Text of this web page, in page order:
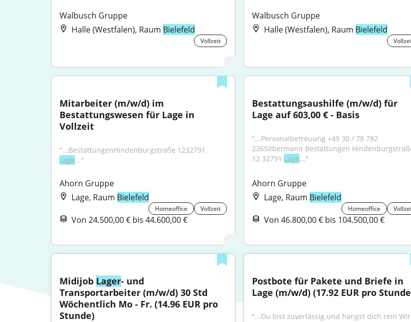
Walbusch Gruppe
Halle (Westfalen), Raum Bielefeld
Vollzeit
Walbusch Gruppe
Halle (Westfalen), Raum Bielefeld
Mitarbeiter (m/w/d) im
Bestattungswesen für Lage in
Vollzeit
Lage..."
Ahorn Gruppe
Lage, Raum Bielefeld
Homeoffice Vollzeit
Von 24.500,00 € bis 44.600,00 €
Bestattungsaushilfe (m/w/d) für
Lage auf 603,00 € - Basis
"...Personalbetreuung +49 30 / 78 782
226Silbermann Bestattungen
12 32791 Lage..."
Ahorn Gruppe
Lage, Raum Bielefeld
Homeoffice
Von 46.800,00 € bis 104.500,00 €
Midijob Lager- und
Transportarbeiter (m/w/d) 30 Std
Wöchentlich Mo - Fr. (14.96 EUR pro
Stunde)
Postbote für Pakete und Briefe in
Lage (m/w/d) (17.92 EUR pro
"...Du bist zuverlässig und hängst dich rein Wir